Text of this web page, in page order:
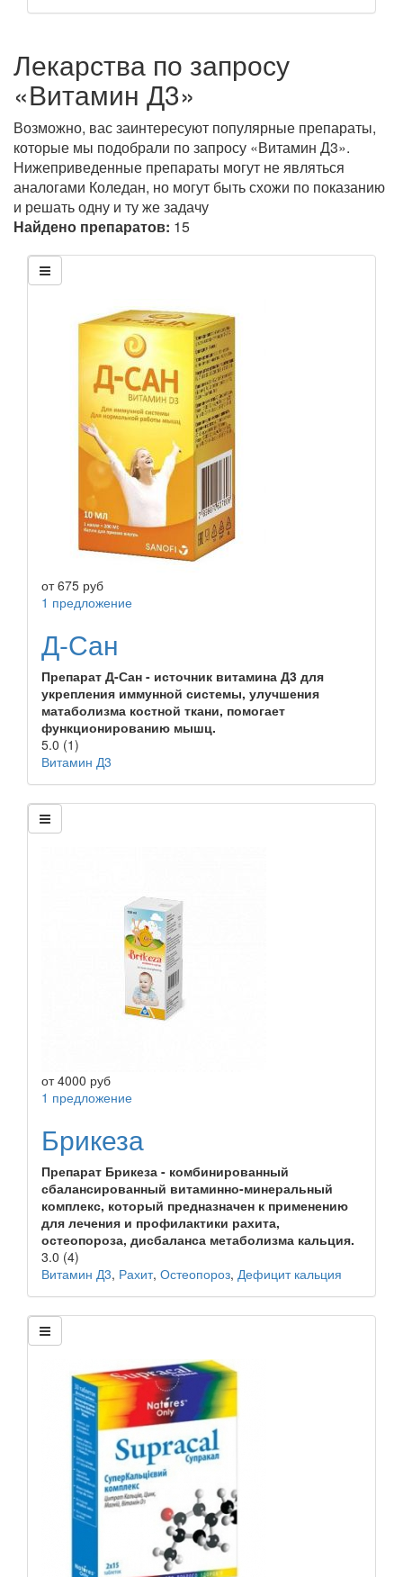
Лекарства по запросу
«Витамин Д3»
Возможно, вас заинтересуют популярные препараты,
которые мы подобрали по запросу «Витамин Д3».
Нижеприведенные препараты могут не являться
аналогами Коледан, но могут быть схожи по показанию
и решать одну и ту же задачу
Найдено препаратов: 15
от675 руб
1 предложение
Д-Сан
Препарат Д-Сан - источник витамина Д3 для
укрепления иммунной системы, улучшения
матаболизма костной ткани, помогает
функционированию мышц.
5.0 (1)
Витамин Д3
от4000 руб
1 предложение
Брикеза
Препарат Брикеза - комбинированный
сбалансированный витаминно-минеральный
комплекс, который предназначен к применению
для лечения и профилактики рахита,
остеопороза, дисбаланса метаболизма кальция.
3.0 (4)
Витамин Д3, Рахит, Остеопороз, Дефицит кальция